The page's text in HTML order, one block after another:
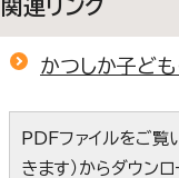
関連リンク
かつしか子ども
PDFファイルをご覧
きます）からダウンロ